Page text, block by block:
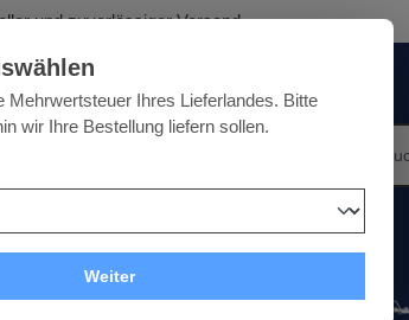
springen
und zuverlässiger Versand
- alles unter einem Dach
Mehrwertsteuer Ihres Lieferlandes. Bitte
wir Ihre Bestellung liefern sollen.
Weiter